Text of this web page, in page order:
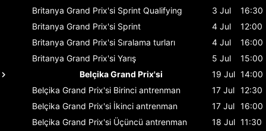
Britanya Grand Prix'si Sprint Qualifying 3 Jul
16:30
Britanya Grand Prix'si Sprint 4 Jul
12:00
Britanya Grand Prix'si Sıralama turları 4 Jul
16:00
Britanya Grand Prix'si Yarış 5 Jul
15:00
Belçika Grand Prix'si
19 Jul 14:00
Belçika Grand Prix'si Birinci antrenman 17 Jul 12:30
Belçika Grand Prix'si İkinci antrenman 17 Jul 16:00
Belçika Grand Prix'si Üçüncü antrenman 18 Jul 11:30